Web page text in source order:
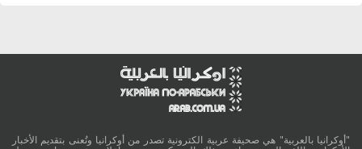
"أوكرانيا بالعربية" هي صحيفة عربية الكترونية تصدر من أوكرانيا وتُعنى بتقديم الأخبار